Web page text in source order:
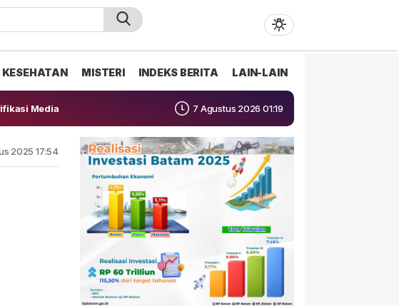
KESEHATAN MISTERI INDEKS BERITA LAIN-LAIN
Media 7 Agustus 2026 01:19
2025 17:54